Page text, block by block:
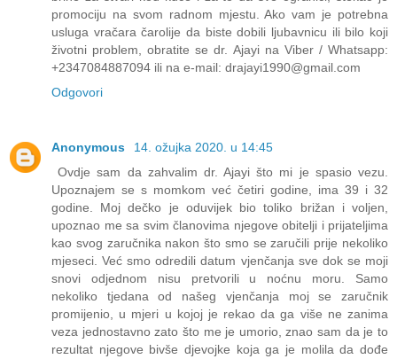
promociju na svom radnom mjestu. Ako vam je potrebna
usluga vračara čarolije da biste dobili ljubavnicu ili bilo koji
životni problem, obratite se dr. Ajayi na Viber / Whatsapp:
+2347084887094 ili na e-mail: drajayi1990@gmail.com
Odgovori
Anonymous
14. ožujka 2020. u 14:45
Ovdje sam da zahvalim dr. Ajayi što mi je spasio vezu.
Upoznajem se s momkom već četiri godine, ima 39 i 32
godine. Moj dečko je oduvijek bio toliko brižan i voljen,
upoznao me sa svim članovima njegove obitelji i prijateljima
kao svog zaručnika nakon što smo se zaručili prije nekoliko
mjeseci. Već smo odredili datum vjenčanja sve dok se moji
snovi odjednom nisu pretvorili u noćnu moru. Samo
nekoliko tjedana od našeg vjenčanja moj se zaručnik
promijenio, u mjeri u kojoj je rekao da ga više ne zanima
veza jednostavno zato što me je umorio, znao sam da je to
rezultat njegove bivše djevojke koja ga je molila da dođe